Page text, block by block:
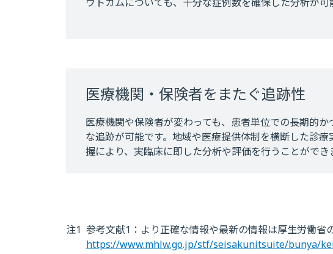
ウトカムについても、十分な症例数を確保した分析が可
医療機関・保険者をまたぐ追跡性
医療機関や保険者が変わっても、患者単位での長期的か
な追跡が可能です。地域や医療提供体制を横断した診療
握により、実臨床に即した分析や評価を行うことができ
注1 参考文献1：より正確な情報や最新の情報は厚生労働
https://www.mhlw.go.jp/stf/seisakunitsuite/bunya/